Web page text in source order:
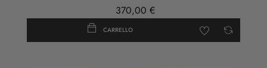
370,00 €
CARRELLO